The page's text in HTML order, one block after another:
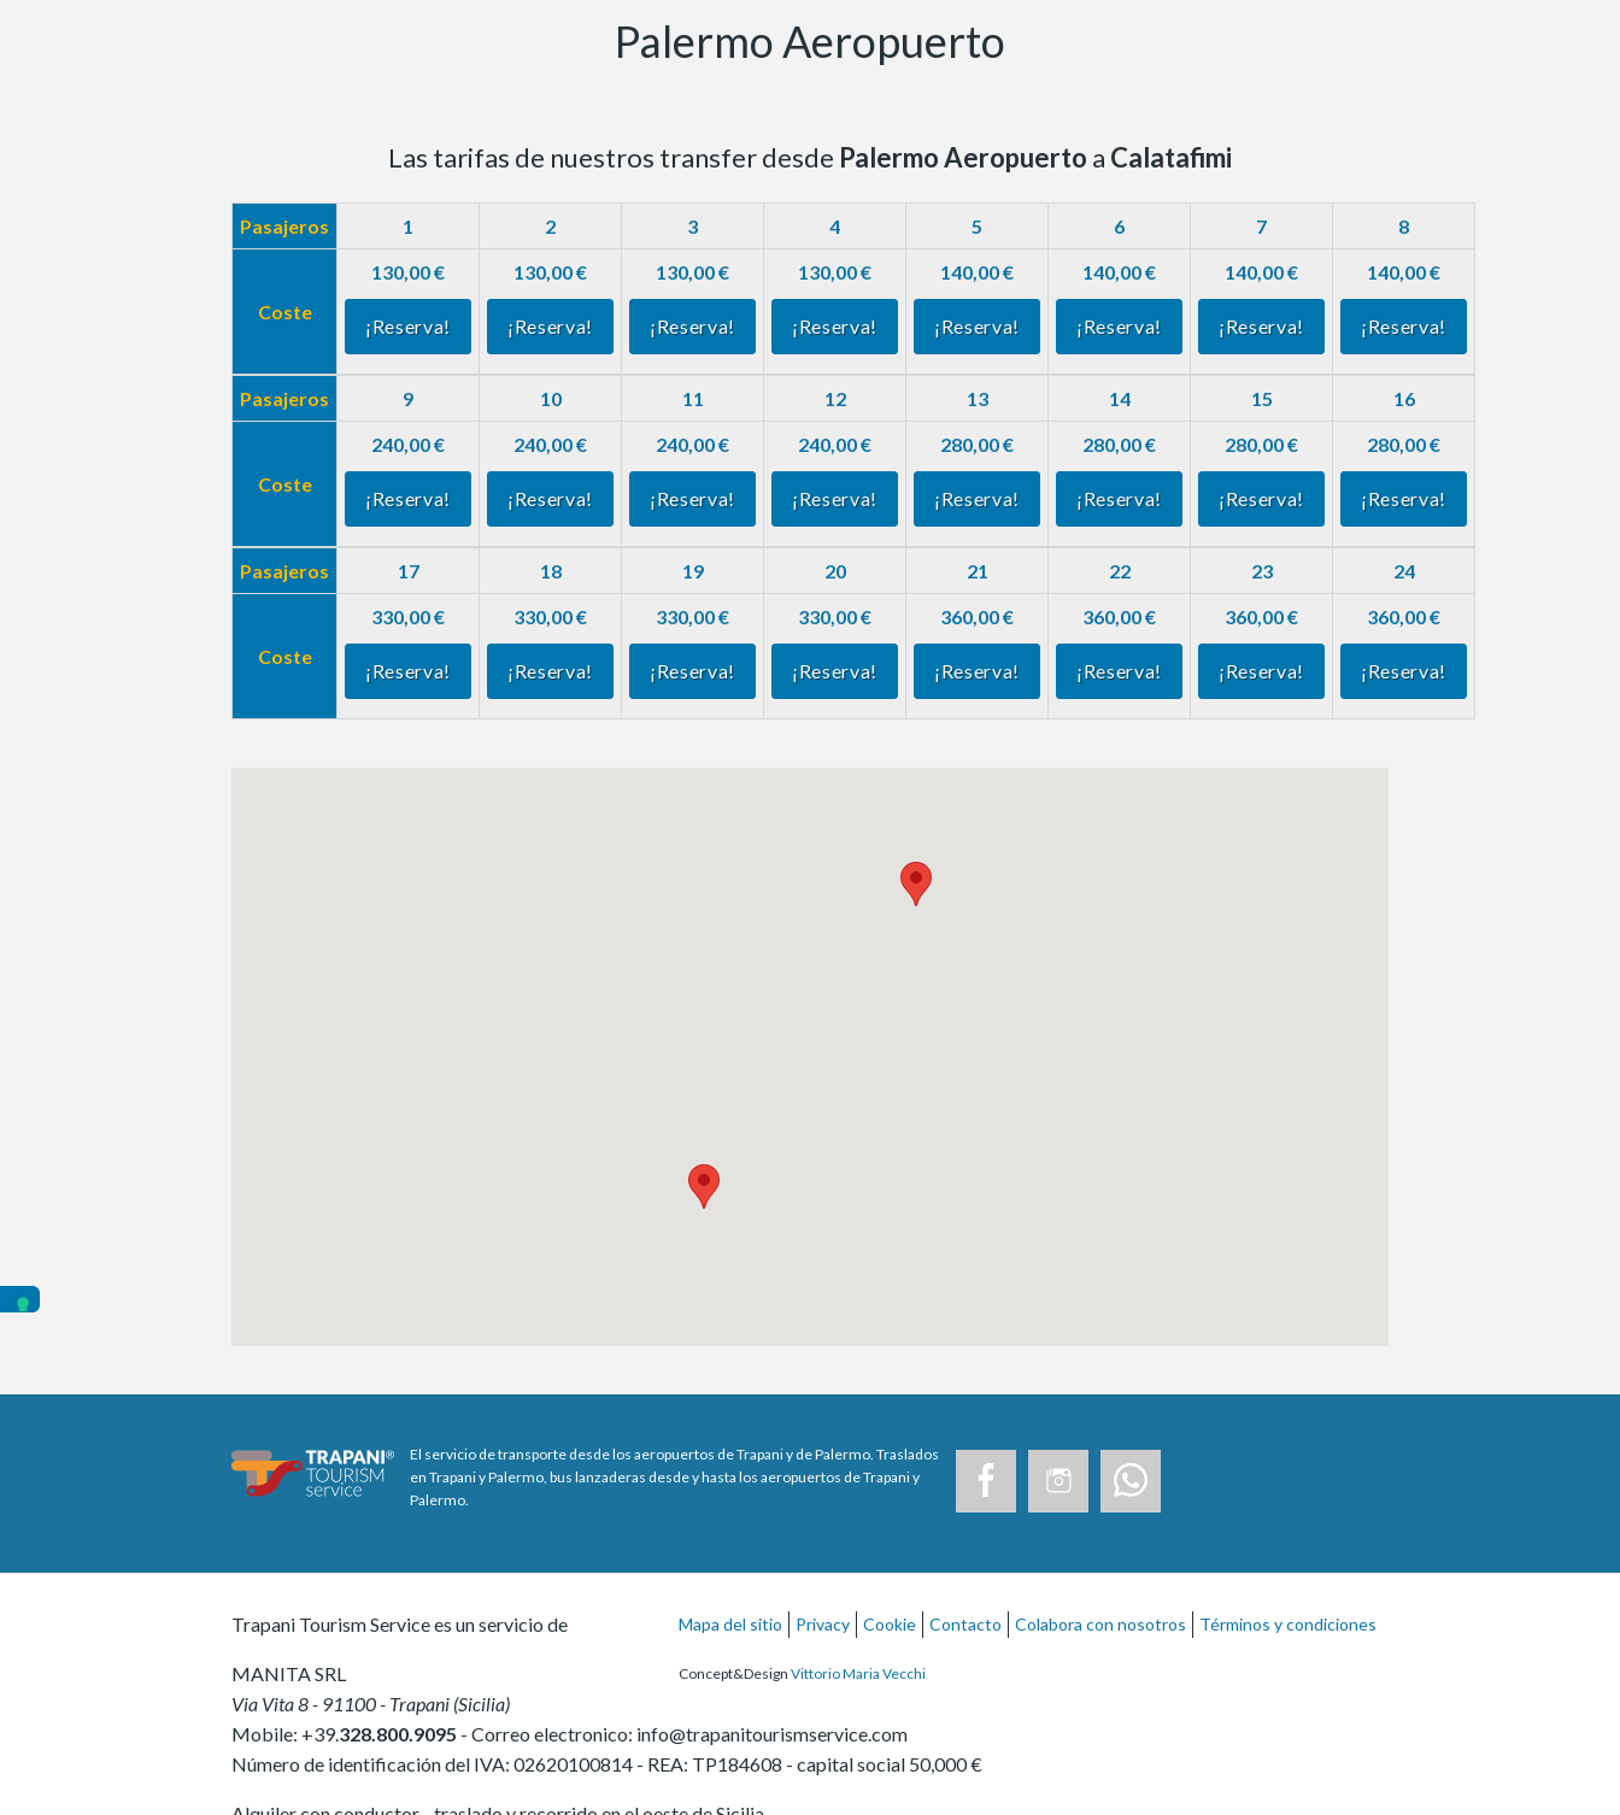
Palermo Aeropuerto
Las tarifas de nuestros transfer desde Palermo Aeropuerto a Calatafimi
Pasajeros 1 2 3 4 5 6 7 8
Coste
130,00 €
¡Reserva!
130,00 €
¡Reserva!
130,00 €
¡Reserva!
130,00 €
¡Reserva!
140,00 €
¡Reserva!
140,00 €
¡Reserva!
140,00 €
¡Reserva!
140,00 €
¡Reserva!
Pasajeros 9 10 11 12 13 14 15 16
Coste
240,00 €
¡Reserva!
240,00 €
¡Reserva!
240,00 €
¡Reserva!
240,00 €
¡Reserva!
280,00 €
¡Reserva!
280,00 €
¡Reserva!
280,00 €
¡Reserva!
280,00 €
¡Reserva!
Pasajeros 17 18 19 20 21 22 23 24
Coste
330,00 €
¡Reserva!
330,00 €
¡Reserva!
330,00 €
¡Reserva!
330,00 €
¡Reserva!
360,00 €
¡Reserva!
360,00 €
¡Reserva!
360,00 €
¡Reserva!
360,00 €
¡Reserva!
El servicio de transporte desde los aeropuertos de Trapani y de Palermo. Traslados
en Trapani y Palermo, bus lanzaderas desde y hasta los aeropuertos de Trapani y
Palermo.
Trapani Tourism Service es un servicio de
MANITA SRL
Via Vita 8- 91100- Trapani (Sicilia)
Mobile: +39.328.800.9095 - Correo electronico: info@trapanitourismservice.com
Número de identificación del IVA: 02620100814 - REA: TP184608 - capital social 50,000 €
Mapa del sitio Privacy Cookie Contacto Colabora con nosotros Términos y condiciones
Concept&Design Vittorio Maria Vecchi